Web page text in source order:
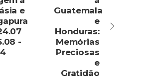
e
-
Guatemala
e
Honduras:
Memórias
Preciosas
e
Gratidão